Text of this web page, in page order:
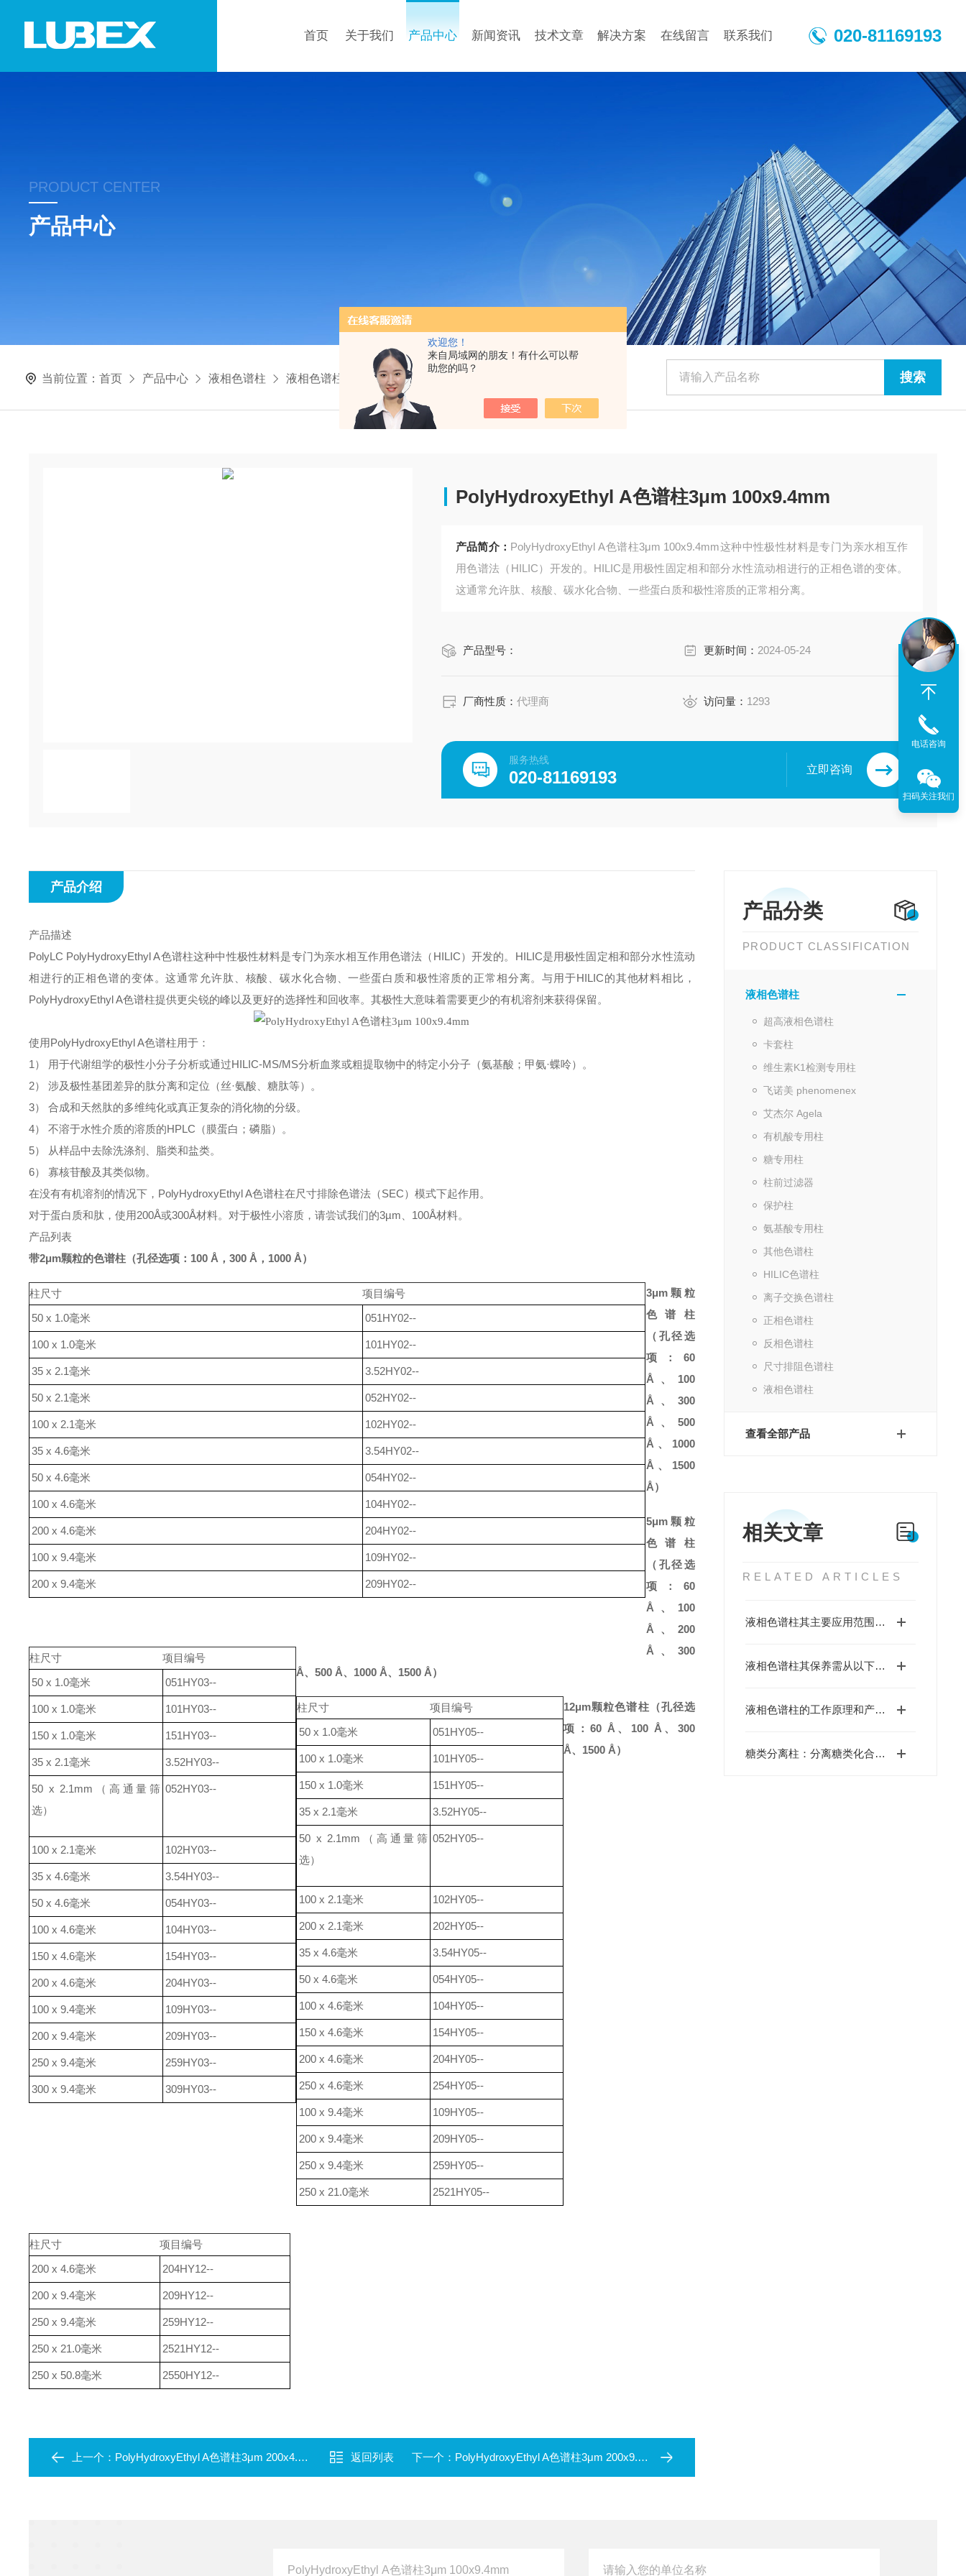
欢迎您！
来自局域网的朋友！有什么可以帮
助您的吗？
首页 关于我们 产品中心 新闻资讯 技术文章 解决方案 在线留言 联系我们 020-81169193
PRODUCT CENTER
产品中心
当前位置： 首页 产品中心 液相色谱柱 液相色谱柱 PolyHydroxyEthyl A色谱柱3μm 100x9.4mm
PolyHydroxyEthyl A色谱柱3μm 100x9.4mm
产品简介： PolyHydroxyEthyl A色谱柱3μm 100x9.4mm这种中性极性材料是专门为亲水相互作
用色谱法（HILIC）开发的。HILIC是用极性固定相和部分水性流动相进行的正相色谱的变体。
这通常允许肽、核酸、碳水化合物、一些蛋白质和极性溶质的正常相分离。
产品型号： 更新时间： 2024-05-24
厂商性质：代理商 访问量： 1293
服务热线
020-81169193 立即咨询
产品分类
PRODUCT CLASSIFICATION
液相色谱柱
超高液相色谱柱
卡套柱
维生素K1检测专用柱
飞诺美 phenomenex
艾杰尔 Agela
有机酸专用柱
糖专用柱
柱前过滤器
保护柱
氨基酸专用柱
其他色谱柱
HILIC色谱柱
离子交换色谱柱
正相色谱柱
反相色谱柱
尺寸排阻色谱柱
液相色谱柱
查看全部产品
相关文章
RELATED ARTICLES
液相色谱柱其主要应用范围可以归纳为以下几个核心领域
液相色谱柱其保养需从以下方面入手
液相色谱柱的工作原理和产品特点介绍
糖类分离柱：分离糖类化合物的色谱柱
产品介绍
产品描述
PolyLC PolyHydroxyEthylA色谱柱这种中性极性材料是专门为亲水相互作用色谱法（HILIC）开发的。HILIC是用极性固定相和部分水性流动
相进行的正相色谱的变体。这通常允许肽、核酸、碳水化合物、一些蛋白质和极性溶质的正常相分离。与用于HILIC的其他材料相比，
PolyHydroxyEthylA色谱柱提供更尖锐的峰以及更好的选择性和回收率。其极性大意味着需要更少的有机溶剂来获得保留。
使用PolyHydroxyEthylA色谱柱用于：
1） 用于代谢组学的极性小分子分析或通过HILIC-MS/MS分析血浆或粗提取物中的特定小分子（氨基酸；甲氨·蝶呤）。
2） 涉及极性基团差异的肽分离和定位（丝·氨酸、糖肽等）。
3） 合成和天然肽的多维纯化或真正复杂的消化物的分级。
4） 不溶于水性介质的溶质的HPLC（膜蛋白；磷脂）。
5） 从样品中去除洗涤剂、脂类和盐类。
6） 寡核苷酸及其类似物。
在没有有机溶剂的情况下， PolyHydroxyEthylA色谱柱在尺寸排除色谱法（SEC）模式下起作用。
对于蛋白质和肽，使用200Å或300Å材料。对于极性小溶质，请尝试我们的3µm、100Å材料。
产品列表
带2μm颗粒的色谱柱 （孔径选项： 100 Å ， 300 Å ， 1000 Å）
柱尺寸
项目编号
50 x 1.0毫米
051HY02--
100 x 1.0毫米 101HY02--
35 x 2.1毫米 3.52HY02--
50 x 2.1毫米 052HY02--
100 x 2.1毫米 102HY02--
35 x 4.6毫米 3.54HY02--
50 x 4.6毫米 054HY02--
100 x 4.6毫米 104HY02--
200 x 4.6毫米 204HY02--
100 x 9.4毫米 109HY02--
200 x 9.4毫米 209HY02--
3μm颗粒
色谱柱
（ 孔径选
项： 60
Å 、 100
Å 、 300
Å 、 500
Å 、 1000
Å 、 1500
Å）
柱尺寸
项目编号
50 x 1.0毫米
051HY03--
100 x 1.0毫米 101HY03--
150 x 1.0毫米 151HY03--
35 x 2.1毫米 3.52HY03--
50 x 2.1mm （高通量筛
选）
052HY03--
100 x 2.1毫米 102HY03--
35 x 4.6毫米 3.54HY03--
50 x 4.6毫米 054HY03--
100 x 4.6毫米 104HY03--
150 x 4.6毫米 154HY03--
200 x 4.6毫米 204HY03--
100 x 9.4毫米 109HY03--
200 x 9.4毫米 209HY03--
250 x 9.4毫米 259HY03--
300 x 9.4毫米 309HY03--
5μm颗粒
色谱柱
（ 孔径选
项： 60
Å 、 100
Å 、 200
Å 、 300
Å、 500 Å、 1000 Å、 1500 Å）
柱尺寸
项目编号
50 x 1.0毫米
051HY05--
100 x 1.0毫米 101HY05--
150 x 1.0毫米 151HY05--
35 x 2.1毫米 3.52HY05--
50 x 2.1mm （高通量筛
选）
052HY05--
100 x 2.1毫米 102HY05--
200 x 2.1毫米 202HY05--
35 x 4.6毫米 3.54HY05--
50 x 4.6毫米 054HY05--
100 x 4.6毫米 104HY05--
150 x 4.6毫米 154HY05--
200 x 4.6毫米 204HY05--
250 x 4.6毫米 254HY05--
100 x 9.4毫米 109HY05--
200 x 9.4毫米 209HY05--
250 x 9.4毫米 259HY05--
250 x 21.0毫米 2521HY05--
12μm颗粒色谱柱（孔径选
项：60 Å 、 100 Å 、 300
Å、 1500 Å）
柱尺寸
项目编号
200 x 4.6毫米
204HY12--
200 x 9.4毫米 209HY12--
250 x 9.4毫米 259HY12--
250 x 21.0毫米 2521HY12--
250 x 50.8毫米 2550HY12--
上一个： PolyHydroxyEthyl A色谱柱3μm 200x4.6mm 返回列表 下一个： PolyHydroxyEthyl A色谱柱3μm 200x9.4mm
电话咨询
扫码关注我们